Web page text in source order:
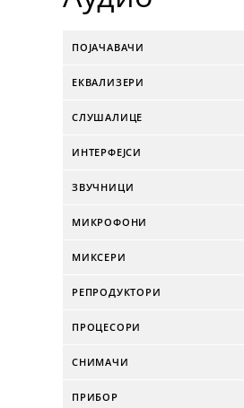
ПОЈАЧАВАЧИ
ЕКВАЛИЗЕРИ
СЛУШАЛИЦЕ
ИНТЕРФЕЈСИ
ЗВУЧНИЦИ
МИКРОФОНИ
МИКСЕРИ
РЕПРОДУКТОРИ
ПРОЦЕСОРИ
СНИМАЧИ
ПРИБОР